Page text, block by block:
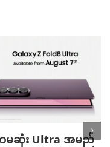
န်း ၅၀၀ ကျော်တန်